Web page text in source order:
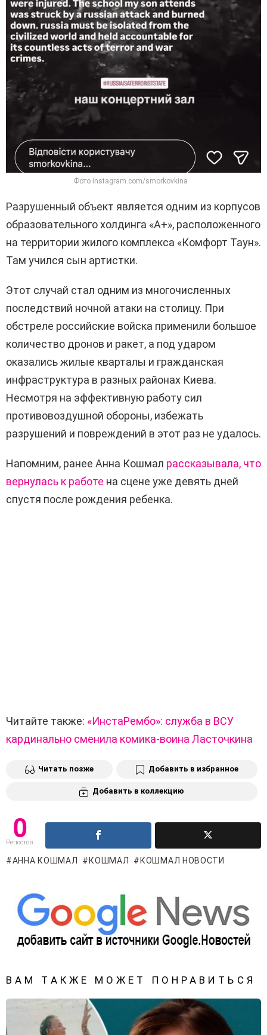
Фото instagram.com/smorkovkina
Разрушенный объект является одним из корпусов
образовательного холдинга «А+», расположенного
на территории жилого комплекса «Комфорт Таун».
Там учился сын артистки.
Этот случай стал одним из многочисленных
последствий ночной атаки на столицу. При
обстреле российские войска применили большое
количество дронов и ракет, а под ударом
оказались жилые кварталы и гражданская
инфраструктура в разных районах Киева.
Несмотря на эффективную работу сил
противовоздушной обороны, избежать
разрушений и повреждений в этот раз не удалось.
Напомним, ранее Анна Кошмал рассказывала, что
вернулась к работе на сцене уже девять дней
спустя после рождения ребенка.
Читайте также: «ИнстаРембо»: служба в ВСУ
кардинально сменила комика-воина Ласточкина
Читать позже Добавить в избранное
Добавить в коллекцию
0
Репостов
АННА КОШМАЛ КОШМАЛ КОШМАЛ НОВОСТИ
ВАМ ТАКЖЕ МОЖЕТ ПОНРАВИТЬСЯ